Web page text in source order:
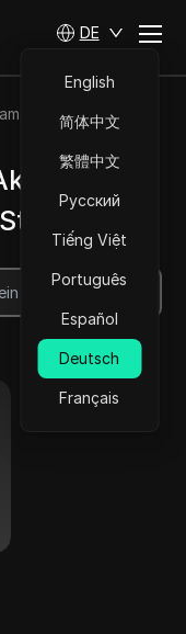
DE
English
简体中文
繁體中文
Русский
Tiếng Việt
Português
Español
Deutsch
Français
Suche